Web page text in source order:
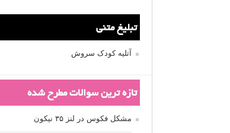
تبلیغ متنی
آتلیه کودک سروش
تازه ترین سوالات مطرح شده
مشکل فکوس در لنز ۳۵ نیکون